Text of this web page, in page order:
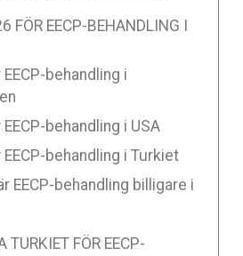
FÖR EECP-BEHANDLING I
behandling i
behandling i USA
behandling i Turkiet
EECP-behandling billigare i
TURKIET FÖR EECP-